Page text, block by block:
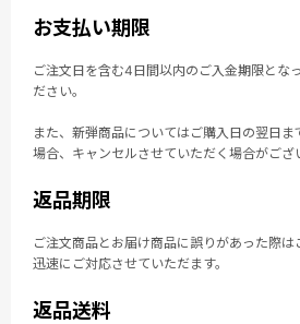
お支払い期限
ご注文日を含む4日間以内のご入金期限とな
ださい。
また、新弾商品についてはご購入日の翌日
場合、キャンセルさせていただく場合がござ
返品期限
ご注文商品とお届け商品に誤りがあった際は
迅速にご対応させていただます。
返品送料